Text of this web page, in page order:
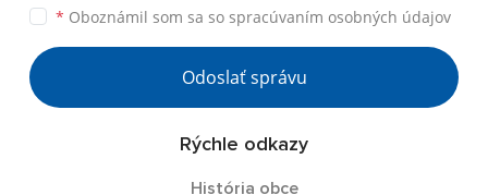
* Oboznámil som sa so spracúvaním osobných údajov
Odoslať správu
Rýchle odkazy
História obce